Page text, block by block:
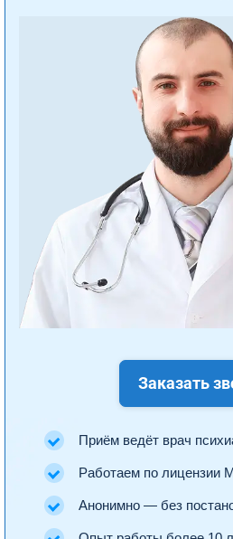
Заказать
Приём ведёт врач
Работаем по лицензии
Анонимно — без